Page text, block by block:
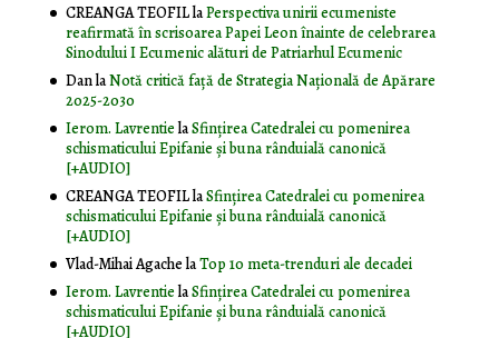
CREANGA TEOFILlaPerspectiva unirii ecumeniste
reafirmată în scrisoarea Papei Leon înainte de celebrarea
Sinodului I Ecumenic alături de Patriarhul Ecumenic
DanlaNotă critică faţă de Strategia Naţională de Apărare
2025-2030
Ierom. LavrentielaSfințirea Catedralei cu pomenirea
schismaticului Epifanie și buna rânduială canonică
[+AUDIO]
CREANGA TEOFILlaSfințirea Catedralei cu pomenirea
schismaticului Epifanie și buna rânduială canonică
[+AUDIO]
Vlad-Mihai AgachelaTop 10 meta-trenduri ale decadei
Ierom. LavrentielaSfințirea Catedralei cu pomenirea
schismaticului Epifanie și buna rânduială canonică
[+AUDIO]